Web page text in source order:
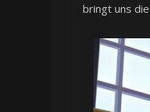
bringt uns